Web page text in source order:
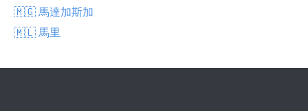
🇲🇬 馬達加斯加
🇲🇱 馬里